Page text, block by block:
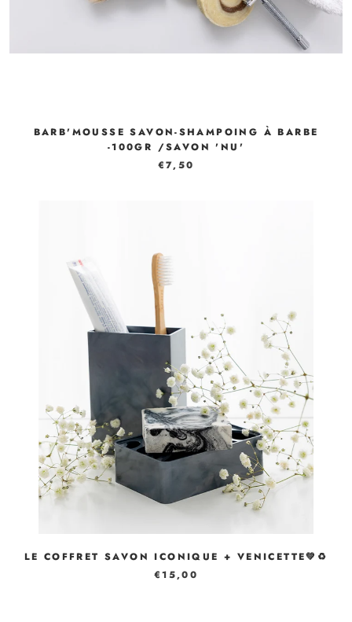
BARB'MOUSSE SAVON-SHAMPOING À BARBE
-100GR /SAVON 'NU'
€7,50
LE COFFRET SAVON ICONIQUE + VENICETTE💚♻️
€15,00